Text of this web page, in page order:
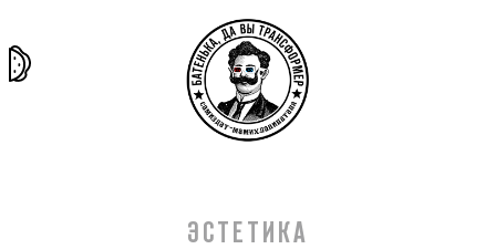
ЭСТЕТИКА